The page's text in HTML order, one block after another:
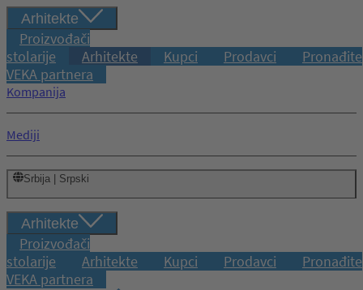
Arhitekte
Proizvođači
stolarije
Arhitekte Kupci Prodavci
Pronađite
VEKA partnera
Kompanija
Mediji
Srbija | Srpski
Arhitekte
Proizvođači
stolarije
Arhitekte Kupci Prodavci
Pronađite
VEKA partnera